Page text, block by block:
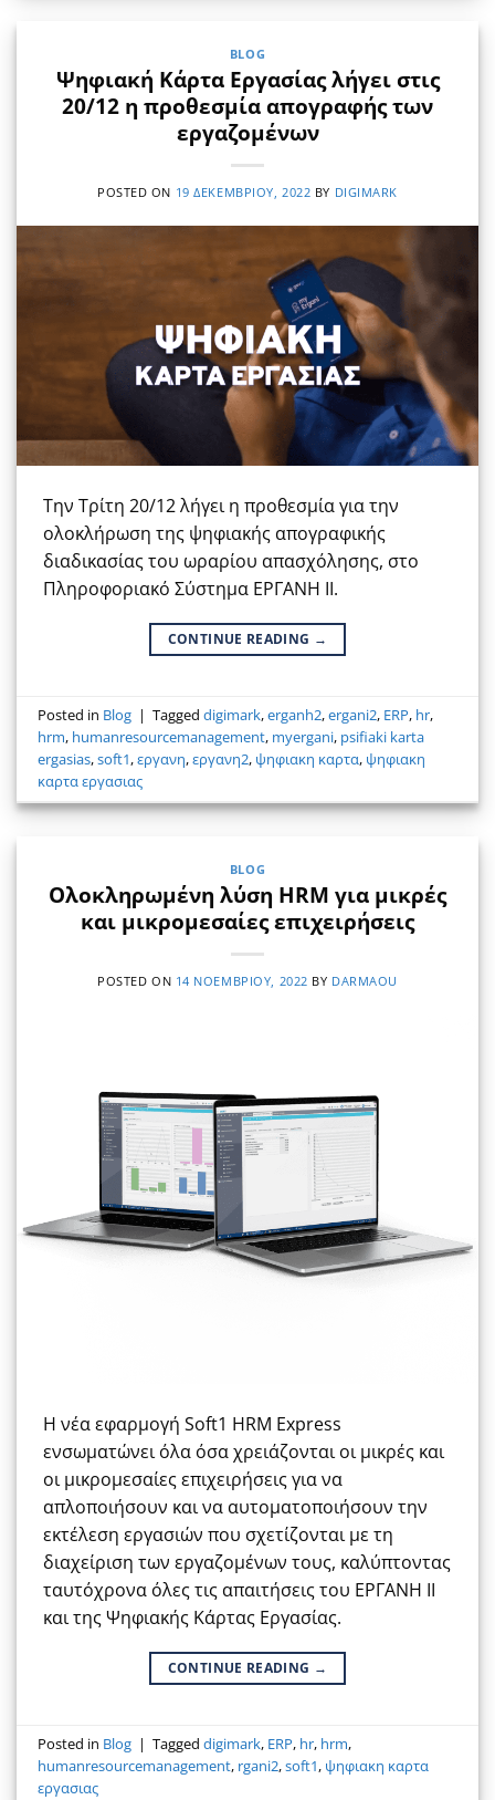
BLOG
Ψηφιακή Κάρτα Εργασίας λήγει στις
20/12 η προθεσμία απογραφής των
εργαζομένων
POSTED ON 19 ΔΕΚΕΜΒΡΊΟΥ, 2022 BY DIGIMARK
Την Τρίτη 20/12 λήγει η προθεσμία για την
ολοκλήρωση της ψηφιακής απογραφικής
διαδικασίας του ωραρίου απασχόλησης, στο
Πληροφοριακό Σύστημα ΕΡΓΑΝΗ ΙΙ.
CONTINUE READING →
Posted in Blog | Taggeddigimark,erganh2,ergani2, ERP, hr,
hrm, humanresourcemanagement, myergani, psifiaki karta
ergasias,soft1,εργανη,εργανη2, ψηφιακη καρτα, ψηφιακη
καρτα εργασιας
BLOG
Ολοκληρωμένη λύση HRM για μικρές
και μικρομεσαίες επιχειρήσεις
POSTED ON 14 ΝΟΕΜΒΡΊΟΥ, 2022 BY DARMAOU
Η νέα εφαρμογή Soft1 HRM Express
ενσωματώνει όλα όσα χρειάζονται οι μικρές και
οι μικρομεσαίες επιχειρήσεις για να
απλοποιήσουν και να αυτοματοποιήσουν την
εκτέλεση εργασιών που σχετίζονται με τη
διαχείριση των εργαζομένων τους, καλύπτοντας
ταυτόχρονα όλες τις απαιτήσεις του ΕΡΓΑΝΗ ΙΙ
και της Ψηφιακής Κάρτας Εργασίας.
CONTINUE READING →
Posted in Blog | Taggeddigimark, ERP, hr, hrm,
humanresourcemanagement, rgani2,soft1, ψηφιακη καρτα
εργασιας